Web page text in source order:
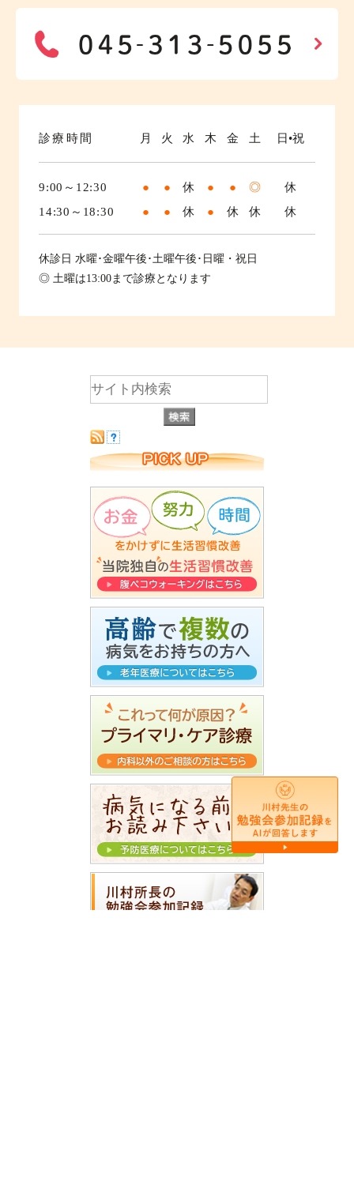
診療時間 月 火 水 木 金 土 日•祝
9:00～12:30 ● ● 休 ● ● ◎
休
14:30～18:30
● ● 休 ● 休 休 休
休診日 水曜･金曜午後･土曜午後･日曜・祝日
◎ 土曜は13:00まで診療となります